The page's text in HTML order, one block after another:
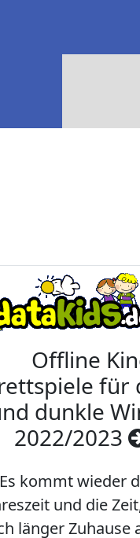
Offline
für
dunkle
2022/2023
Es kommt wieder
und die
länger Zuhause